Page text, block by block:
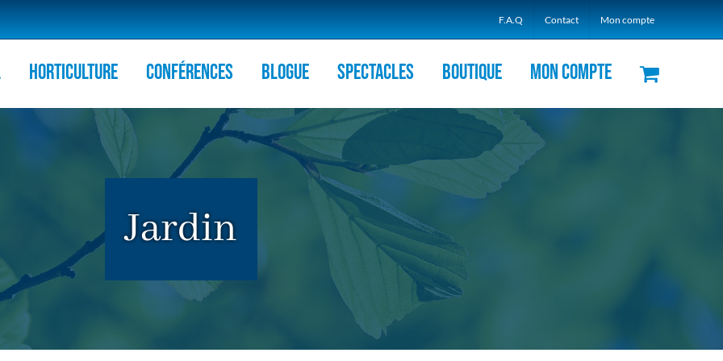
F.A.Q Contact Mon compte
HORTICULTURE Conférences Blogue Spectacles Boutique Mon compte
Jardin